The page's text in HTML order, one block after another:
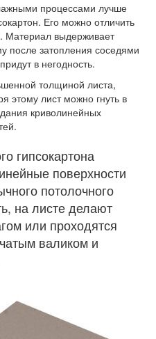
процессами лучше
Его можно отличить
Материал выдерживает
после затопления соседями
в негодность.
толщиной листа,
этому лист можно гнуть в
криволинейных
гипсокартона
поверхности
потолочного
на листе делают
или проходятся
валиком и